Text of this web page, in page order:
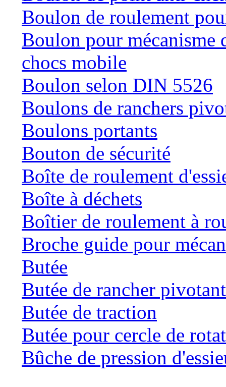
Boulon de roulement
Boulon pour mécanisme
chocs mobile
Boulon selon DIN 5526
Boulons de ranchers
Boulons portants
Bouton de sécurité
Boîte de roulement
Boîte à déchets
Boîtier de roulement à
Broche guide pour
Butée
Butée de rancher
Butée de traction
Butée pour cercle de
Bûche de pression